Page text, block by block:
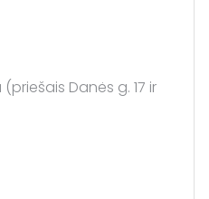
Danės g. 17 ir